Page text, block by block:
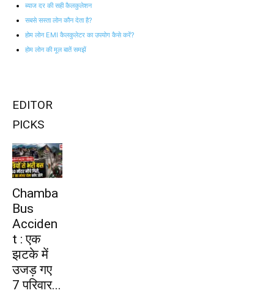
ब्याज दर की सही कैलकुलेशन
सबसे सस्ता लोन कौन देता है?
होम लोन EMI कैलकुलेटर का उपयोग कैसे करें?
होम लोन की मूल बातें समझें
EDITOR
PICKS
Chamba
Bus
Acciden
t : एक
झटके में
उजड़ गए
7 परिवार...